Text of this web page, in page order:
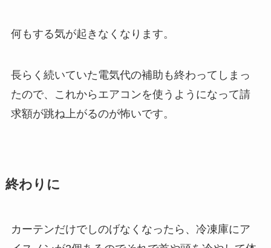
何もする気が起きなくなります。
長らく続いていた電気代の補助も終わってしまっ
たので、これからエアコンを使うようになって請
求額が跳ね上がるのが怖いです。
終わりに
カーテンだけでしのげなくなったら、冷凍庫にア